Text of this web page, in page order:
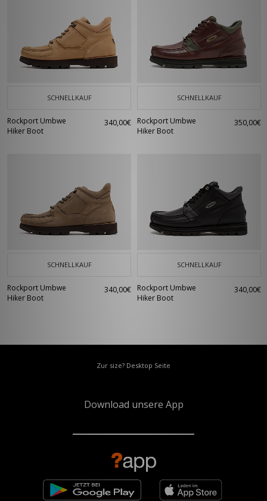
SCHNELLKAUF
Rockport Umbwe
Hiker Boot
340,00€
SCHNELLKAUF
Rockport Umbwe
Hiker Boot
350,00€
SCHNELLKAUF
Rockport Umbwe
Hiker Boot
340,00€
SCHNELLKAUF
Rockport Umbwe
Hiker Boot
340,00€
Zur size? Desktop Seite
Download unsere App